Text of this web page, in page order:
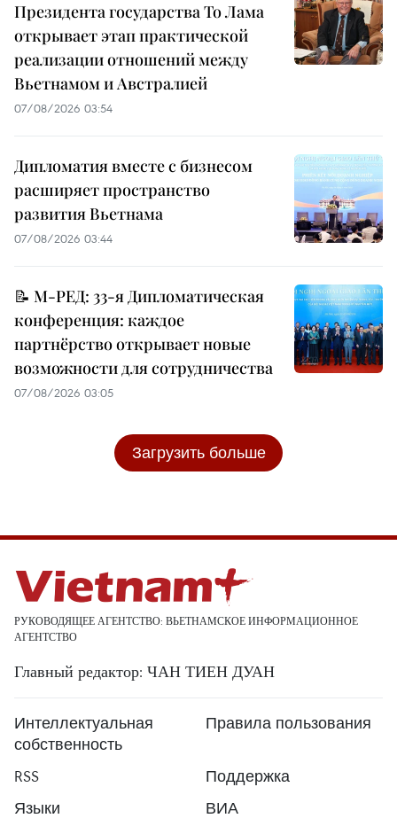
Президента государства То Лама
открывает этап практической
реализации отношений между
Вьетнамом и Австралией
07/08/2026 03:54
Дипломатия вместе с бизнесом
расширяет пространство
развития Вьетнама
07/08/2026 03:44
📝 М-РЕД: 33-я Дипломатическая
конференция: каждое
партнёрство открывает новые
возможности для сотрудничества
07/08/2026 03:05
Загрузить больше
РУКОВОДЯЩЕЕ АГЕНТСТВО: ВЬЕТНАМСКОЕ ИНФОРМАЦИОННОЕ
АГЕНТСТВО
Главный редактор: ЧАН ТИЕН ДУАН
Интеллектуальная
собственность
Правила пользования
RSS
Поддержка
Языки
ВИА